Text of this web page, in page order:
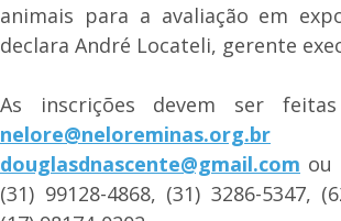
animais para a avaliação em
declara André Locateli, gerente
As inscrições devem ser
nelore@neloreminas.org.br
douglasdnascente@gmail.com ou
(31) 99128-4868, (31) 3286-5347,